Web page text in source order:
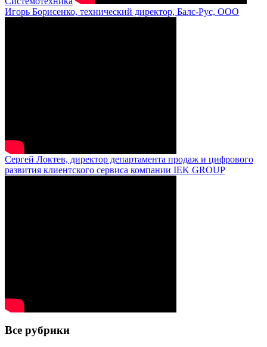
Игорь Борисенко, технический директор, Балс-Рус, ООО
Сергей Локтев, директор департамента продаж и цифрового
развития клиентского сервиса компании IEK GROUP
Все рубрики